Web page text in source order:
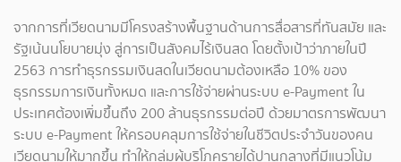
จากการที่เวียดนามมีโครงสร้างพื้นฐานด้านการสื่อสารที่ทันสมัย และ
รัฐเน้นนโยบายมุ่ง สู่การเป็นสังคมไร้เงินสด โดยตั้งเป้าว่าภายในปี
2563 การทำธุรกรรมเงินสดในเวียดนามต้องเหลือ 10% ของ
ธุรกรรมการเงินทั้งหมด และการใช้จ่ายผ่านระบบ e-Payment ใน
ประเทศต้องเพิ่มขึ้นถึง 200 ล้านธุรกรรมต่อปี ด้วยมาตรการพัฒนา
ระบบ e-Payment ให้ครอบคลุมการใช้จ่ายในชีวิตประจำวันของคน
เวียดนามให้มากขึ้น ทำให้กลุ่มผู้บริโภครายได้ปานกลางที่มีแนวโน้ม